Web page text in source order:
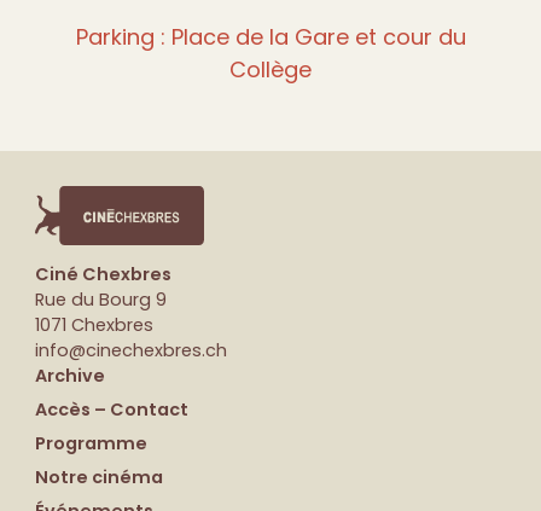
Parking : Place de la Gare et cour du
Collège
Ciné Chexbres
Rue du Bourg 9
1071 Chexbres
info@cinechexbres.ch
Archive
Accès – Contact
Programme
Notre cinéma